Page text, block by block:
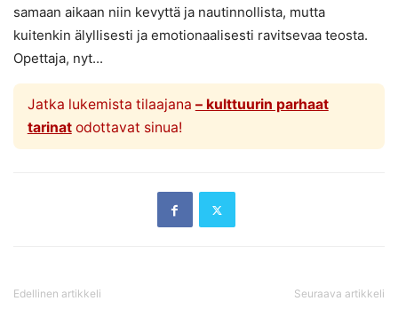
samaan aikaan niin kevyttä ja nautinnollista, mutta
kuitenkin älyllisesti ja emotionaalisesti ravitsevaa teosta.
Opettaja, nyt...
Jatka lukemista tilaajana – kulttuurin parhaat
tarinatodottavat sinua!
Edellinen artikkeli Seuraava artikkeli